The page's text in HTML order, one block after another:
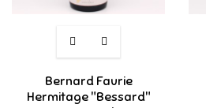
Bernard Faurie
Hermitage "Bessard"